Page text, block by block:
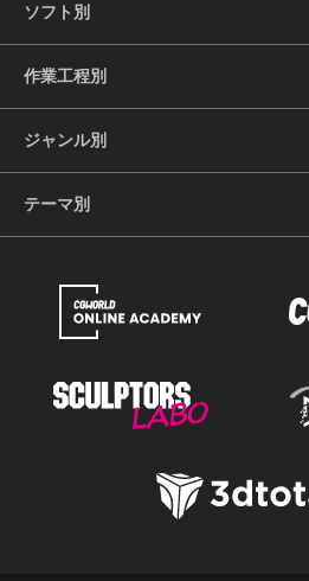
ソフト別
作業工程別
ジャンル別
テーマ別